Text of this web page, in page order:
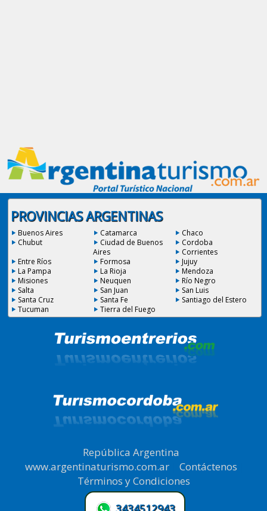
PROVINCIAS ARGENTINAS
Buenos Aires Catamarca
Chaco
Chubut
Ciudad de Buenos
Aires
Cordoba
Corrientes
Entre Ríos
Formosa
Jujuy
La Pampa
La Rioja
Mendoza
Misiones
Neuquen
Río Negro
Salta
San Juan
San Luis
Santa Cruz
Santa Fe
Santiago del Estero
Tucuman
Tierra del Fuego
República Argentina
www.argentinaturismo.com.ar| Contáctenos
Términos y Condiciones